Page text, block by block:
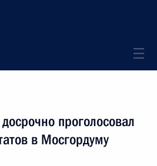
проголосовал
в Мосгордуму